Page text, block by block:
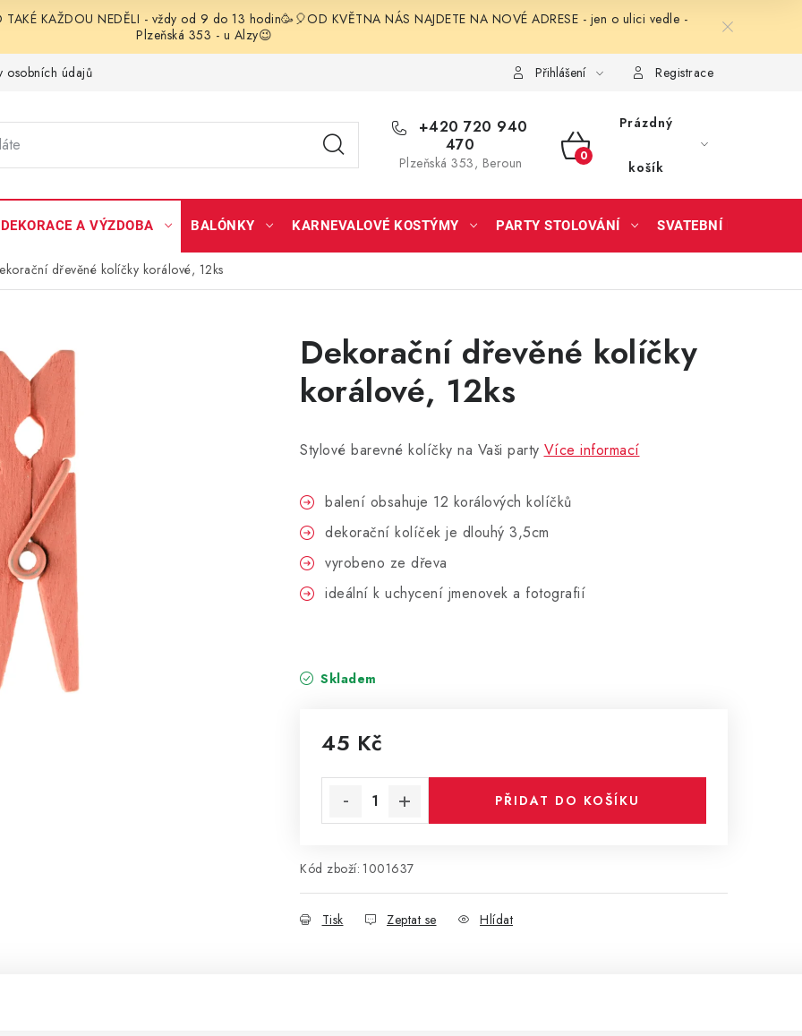
TAKÉ KAŽDOU NEDĚLI - vždy od 9 do 13 hodin🥳🎈OD KVĚTNA NÁS NAJDETE NA NOVÉ ADRESE - jen o ulici vedle -
Plzeňská 353 - u Alzy😉
osobních údajů Přihlášení Registrace
+420 720 940
470
Plzeňská 353, Beroun
NÁKUPNÍ
Prázdný
košík
DEKORACE A VÝZDOBA BALÓNKY KARNEVALOVÉ KOSTÝMY PARTY STOLOVÁNÍ SVATEBNÍ DOPLŇKY
dřevěné kolíčky korálové, 12ks
Dekorační dřevěné kolíčky
korálové, 12ks
Stylové barevné kolíčky na Vaši party Více informací
balení obsahuje 12 korálových kolíčků
dekorační kolíček je dlouhý 3,5cm
vyrobeno ze dřeva
ideální k uchycení jmenovek a fotografií
Skladem
45 Kč
PŘIDAT DO KOŠÍKU
Kód zboží: 1001637
Tisk Zeptat se Hlídat